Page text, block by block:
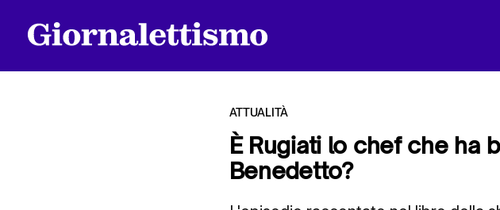
ATTUALITÀ
È Rugiati lo chef che ha
Benedetto?